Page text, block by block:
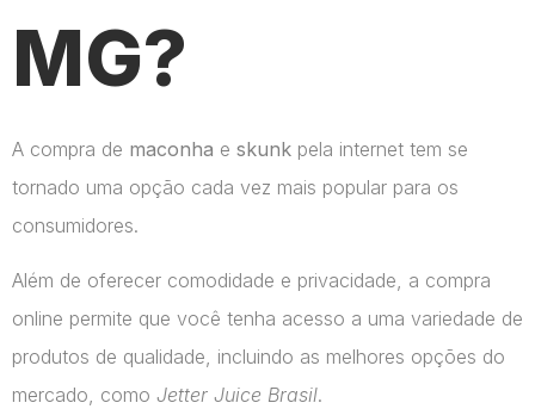
MG?
A compra de maconha e skunk pela internet tem se
tornado uma opção cada vez mais popular para os
consumidores.
Além de oferecer comodidade e privacidade, a compra
online permite que você tenha acesso a uma variedade de
produtos de qualidade, incluindo as melhores opções do
mercado, como Jetter Juice Brasil.